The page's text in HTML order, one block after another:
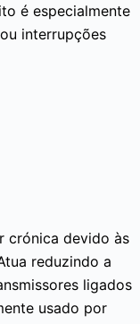
é especialmente
interrupções
crónica devido às
reduzindo a
ligados
usado por